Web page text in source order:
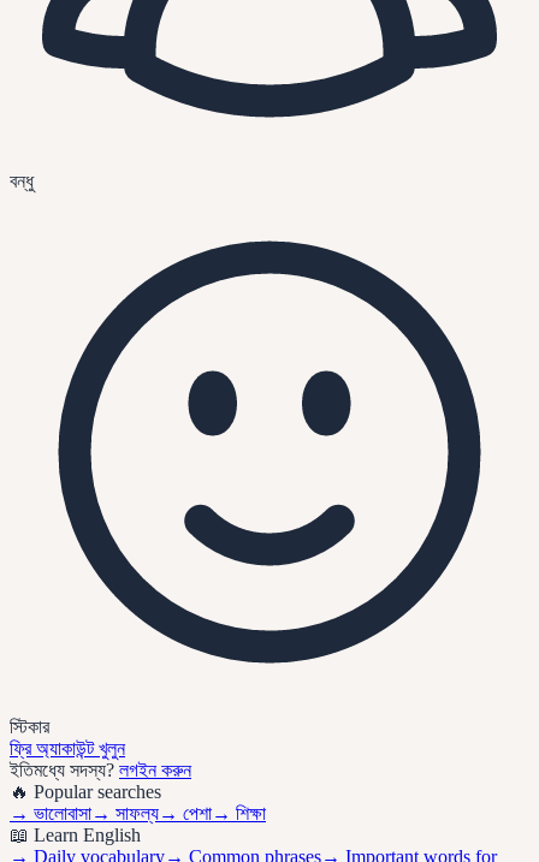
বন্ধু
স্টিকার
ফ্রি অ্যাকাউন্ট খুলুন
ইতিমধ্যে সদস্য? লগইন করুন
🔥 Popular searches
→ ভালোবাসা→ সাফল্য→ পেশা→ শিক্ষা
📖 Learn English
→ Daily vocabulary→ Common phrases→ Important words for